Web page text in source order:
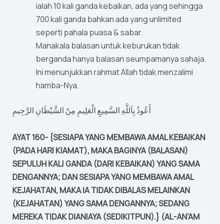
ialah 10 kali ganda kebaikan, ada yang sehingga
700 kali ganda bahkan ada yang unlimited
seperti pahala puasa & sabar.
Manakala balasan untuk keburukan tidak
berganda hanya balasan seumpamanya sahaja.
Ini menunjukkan rahmat Allah tidak menzalimi
hamba-Nya.
AYAT 160- {SESIAPA YANG MEMBAWA AMAL KEBAIKAN
(PADA HARI KIAMAT), MAKA BAGINYA (BALASAN)
SEPULUH KALI GANDA (DARI KEBAIKAN) YANG SAMA
DENGANNYA; DAN SESIAPA YANG MEMBAWA AMAL
KEJAHATAN, MAKA IA TIDAK DIBALAS MELAINKAN
(KEJAHATAN) YANG SAMA DENGANNYA; SEDANG
MEREKA TIDAK DIANIAYA (SEDIKITPUN).} (AL-AN’AM